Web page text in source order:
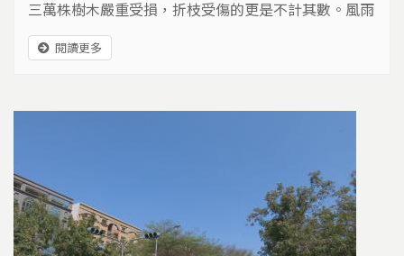
三萬株樹木嚴重受損，折枝受傷的更是不計其數。風雨
過後，殘缺的枝葉，訴說著百般無奈…
閱讀更多